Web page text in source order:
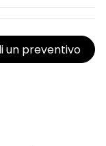
un preventivo